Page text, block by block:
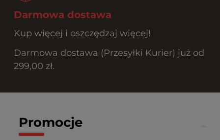
Darmowa dostawa
Kup więcej i oszczędzaj więcej!
Darmowa dostawa (Przesyłki Kurier) już od
299,00 zł.
Promocje